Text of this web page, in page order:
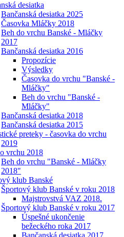
desiatka
Bančanská desiatka 2025
Časovka Mláčky 2018
Beh do vrchu Banské - Mláčky
2017
Bančanská desiatka 2016
Propozície
Výsledky
Časovka do vrchu "Banské -
Mláčky"
Beh do vrchu "Banské -
Mláčky"
Bančanská desiatka 2018
Bančanská desiatka 2015
preteky - časovka do vrchu
2019
vrchu 2018
Beh do vrchu "Banské - Mláčky
2018"
klub Banské
Športový klub Banské v roku 2018
Majstrovstvá VAZ 2018.
Športový klub Banské v roku 2017
Úspešné ukončenie
bežeckého roka 2017
Bančanská desiatka 2017